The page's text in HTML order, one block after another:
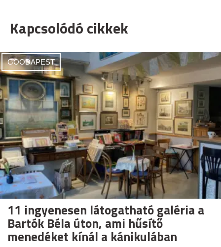
Kapcsolódó cikkek
GOODAPEST
11 ingyenesen látogatható galéria a
Bartók Béla úton, ami hűsítő
menedéket kínál a kánikulában